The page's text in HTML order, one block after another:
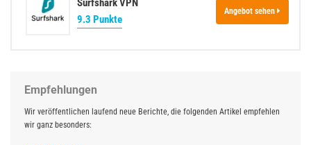
Surfshark VPN
9.3 Punkte
Angebot sehen
Empfehlungen
Wir veröffentlichen laufend neue Berichte, die folgenden Artikel empfehlen
wir ganz besonders: